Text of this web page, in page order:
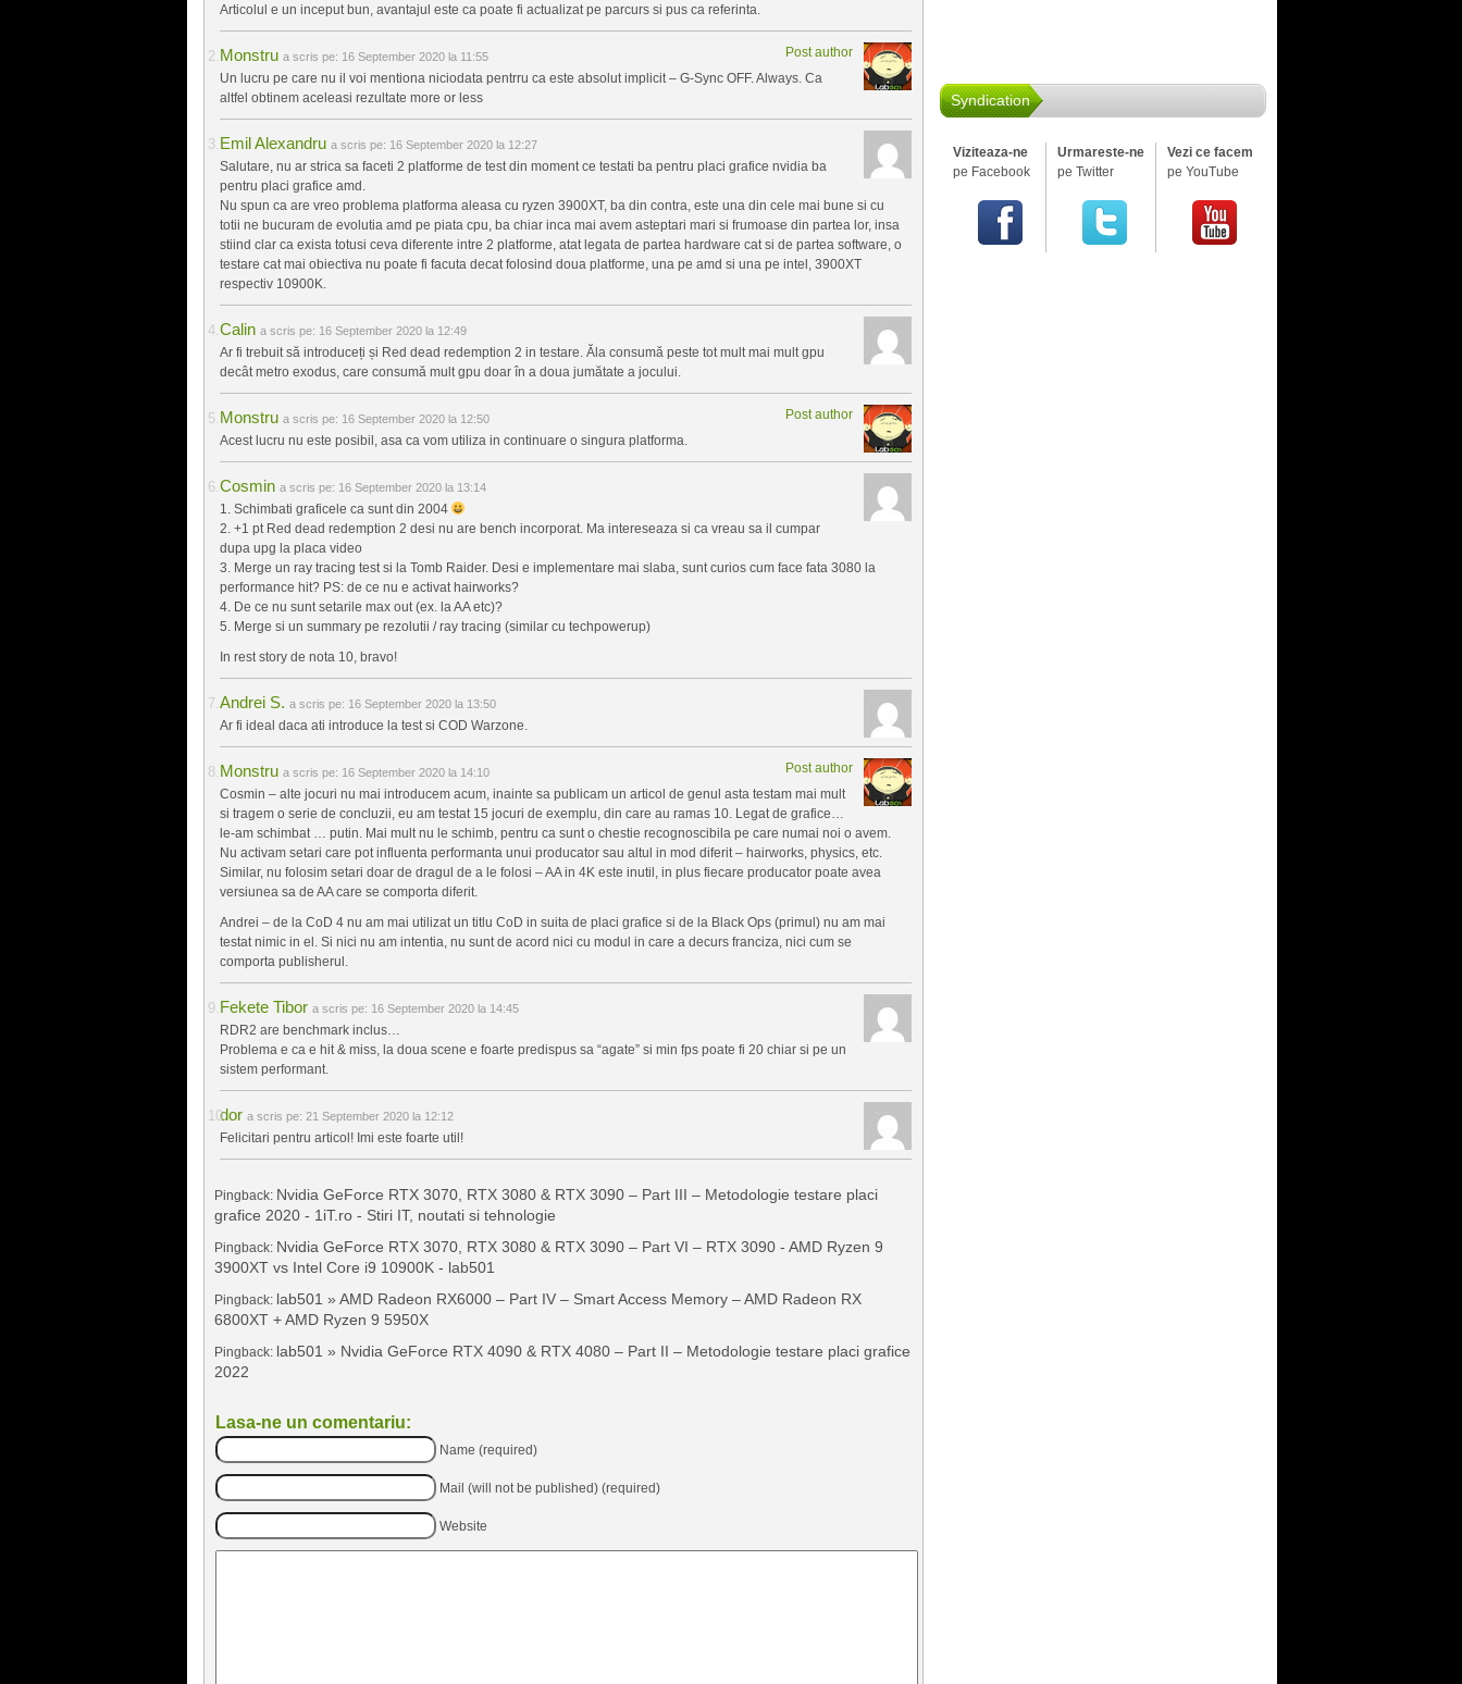
Articolul e un inceput bun, avantajul este ca poate fi actualizat pe parcurs si pus ca referinta.
Monstru Post author
a scris pe: 16 September 2020 la 11:55
Un lucru pe care nu il voi mentiona niciodata pentrru ca este absolut implicit – G-Sync OFF. Always. Ca
altfel obtinem aceleasi rezultate more or less
Emil Alexandru a scris pe: 16 September 2020 la 12:27
Salutare, nu ar strica sa faceti 2 platforme de test din moment ce testati ba pentru placi grafice nvidia ba
pentru placi grafice amd.
Nu spun ca are vreo problema platforma aleasa cu ryzen 3900XT, ba din contra, este una din cele mai bune si cu
totii ne bucuram de evolutia amd pe piata cpu, ba chiar inca mai avem asteptari mari si frumoase din partea lor, insa
stiind clar ca exista totusi ceva diferente intre 2 platforme, atat legata de partea hardware cat si de partea software, o
testare cat mai obiectiva nu poate fi facuta decat folosind doua platforme, una pe amd si una pe intel, 3900XT
respectiv 10900K.
Calin a scris pe: 16 September 2020 la 12:49
Ar fi trebuit să introduceți și Red dead redemption 2 in testare. Ăla consumă peste tot mult mai mult gpu
decât metro exodus, care consumă mult gpu doar în a doua jumătate a jocului.
Monstru Post author
a scris pe: 16 September 2020 la 12:50
Acest lucru nu este posibil, asa ca vom utiliza in continuare o singura platforma.
Cosmin a scris pe: 16 September 2020 la 13:14
1. Schimbati graficele ca sunt din 2004
2. +1 pt Red dead redemption 2 desi nu are bench incorporat. Ma intereseaza si ca vreau sa il cumpar
dupa upg la placa video
3. Merge un ray tracing test si la Tomb Raider. Desi e implementare mai slaba, sunt curios cum face fata 3080 la
performance hit? PS: de ce nu e activat hairworks?
4. De ce nu sunt setarile max out (ex. la AA etc)?
5. Merge si un summary pe rezolutii / ray tracing (similar cu techpowerup)
In rest story de nota 10, bravo!
Andrei S. a scris pe: 16 September 2020 la 13:50
Ar fi ideal daca ati introduce la test si COD Warzone.
Monstru Post author
a scris pe: 16 September 2020 la 14:10
Cosmin – alte jocuri nu mai introducem acum, inainte sa publicam un articol de genul asta testam mai mult
si tragem o serie de concluzii, eu am testat 15 jocuri de exemplu, din care au ramas 10. Legat de grafice…
le-am schimbat … putin. Mai mult nu le schimb, pentru ca sunt o chestie recognoscibila pe care numai noi o avem.
Nu activam setari care pot influenta performanta unui producator sau altul in mod diferit – hairworks, physics, etc.
Similar, nu folosim setari doar de dragul de a le folosi – AA in 4K este inutil, in plus fiecare producator poate avea
versiunea sa de AA care se comporta diferit.
Andrei – de la CoD 4 nu am mai utilizat un titlu CoD in suita de placi grafice si de la Black Ops (primul) nu am mai
testat nimic in el. Si nici nu am intentia, nu sunt de acord nici cu modul in care a decurs franciza, nici cum se
comporta publisherul.
Fekete Tibor a scris pe: 16 September 2020 la 14:45
RDR2 are benchmark inclus…
Problema e ca e hit & miss, la doua scene e foarte predispus sa “agate” si min fps poate fi 20 chiar si pe un
sistem performant.
dor a scris pe: 21 September 2020 la 12:12
Felicitari pentru articol! Imi este foarte util!
Pingback: Nvidia GeForce RTX 3070, RTX 3080 & RTX 3090 – Part III – Metodologie testare placi
grafice 2020 - 1iT.ro - Stiri IT, noutati si tehnologie
Pingback: Nvidia GeForce RTX 3070, RTX 3080 & RTX 3090 – Part VI – RTX 3090 - AMD Ryzen 9
3900XT vs Intel Core i9 10900K - lab501
Pingback: lab501 » AMD Radeon RX6000 – Part IV – Smart Access Memory – AMD Radeon RX
6800XT + AMD Ryzen 9 5950X
Pingback: lab501 » Nvidia GeForce RTX 4090 & RTX 4080 – Part II – Metodologie testare placi grafice
2022
Lasa-ne un comentariu:
Name (required)
Mail (will not be published) (required)
Website
Syndication
Viziteaza-ne
pe Facebook
Urmareste-ne
pe Twitter
Vezi ce facem
pe YouTube